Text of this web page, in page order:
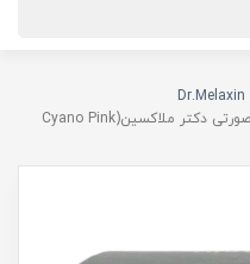
کرم ضد چروک و روشن کننده اسپیکول صورتی دکتر ملاکسین(Cyano Pink